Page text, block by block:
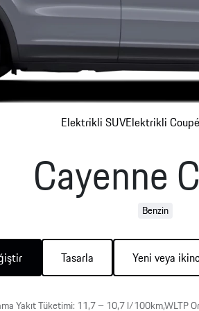
Geri Çağırma Kontrolü
Mobilite Garantisi
Porsche Servis Randevusu
Exclusive Manufaktur
Elektrikli SUVElektrikli Coupé
Cayenne
Benzin
Tasarla Yeni veya
Yakıt Tüketimi: 11,7 – 10,7 l/100km,WLTP